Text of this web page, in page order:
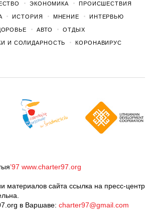
ЭКОНОМИКА ПРОИСШЕСТВИЯ
ИСТОРИЯ МНЕНИЕ ИНТЕРВЬЮ
АВТО ОТДЫХ
И СОЛИДАРНОСТЬ КОРОНАВИРУС
’97 www.charter97.org
материалов сайта ссылка на пресс-центр
в Варшаве: charter97@gmail.com